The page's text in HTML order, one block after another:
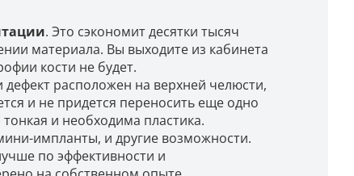
. Это сэкономит десятки тысяч
материала. Вы выходите из кабинета
кости не будет.
дефект расположен на верхней челюсти,
и не придется переносить еще одно
и необходима пластика.
импланты, и другие возможности.
по эффективности и